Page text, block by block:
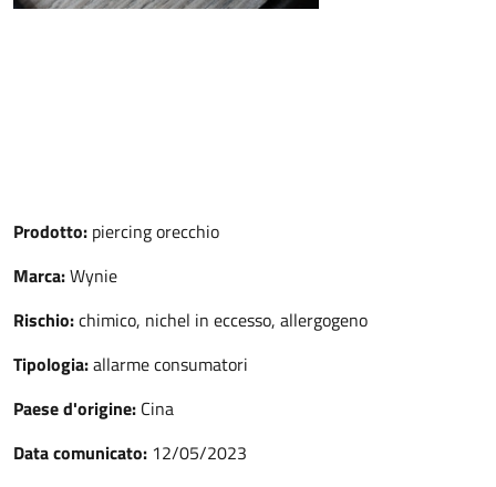
Prodotto: piercing orecchio
Marca:Wynie
Rischio:chimico, nichel in eccesso, allergogeno
Tipologia:allarme consumatori
Paese d'origine: Cina
Data comunicato: 12/05/2023